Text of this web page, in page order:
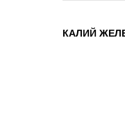
КАЛИЙ